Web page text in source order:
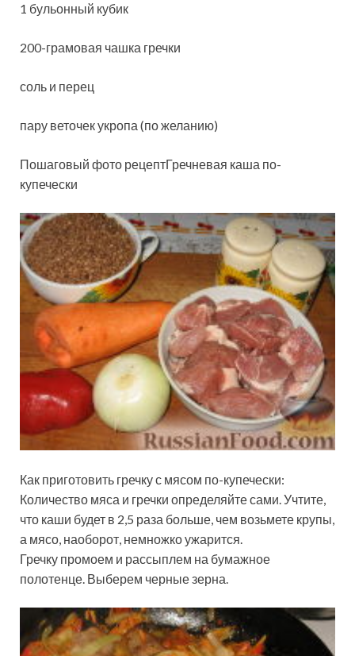
1 бульонный кубик
200-грамовая чашка гречки
соль и перец
пару веточек укропа (по желанию)
Пошаговый фото рецептГречневая каша по-
купечески
Как приготовить гречку с мясом по-купечески:
Количество мяса и гречки определяйте сами. Учтите,
что каши будет в 2,5 раза больше, чем возьмете крупы,
а мясо, наоборот, немножко ужарится.
Гречку промоем и рассыплем на бумажное
полотенце. Выберем черные зерна.